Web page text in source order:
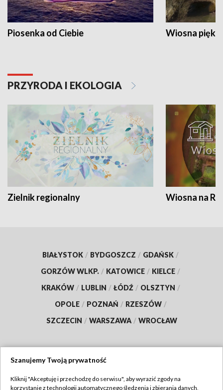
Piosenka od Ciebie Wiosna
PRZYRODA I EKOLOGIA
Zielnik regionalny Wiosna na
BIAŁYSTOK / BYDGOSZCZ / GDAŃSK /
GORZÓW WLKP. / KATOWICE / KIELCE /
KRAKÓW / LUBLIN / ŁÓDŹ / OLSZTYN /
OPOLE / POZNAŃ / RZESZÓW /
SZCZECIN / WARSZAWA / WROCŁAW
Szanujemy Twoją prywatność
Kliknij "Akceptuję i przechodzę do serwisu", aby wyrazić zgody na
korzystanie z technologii automatycznego śledzenia i zbierania danych,